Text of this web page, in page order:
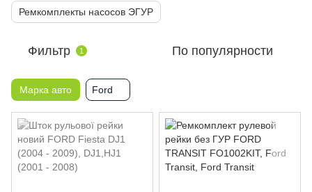
Ремкомплекты насосов ЭГУР
Фильтр 1 По популярности
Марка авто Ford